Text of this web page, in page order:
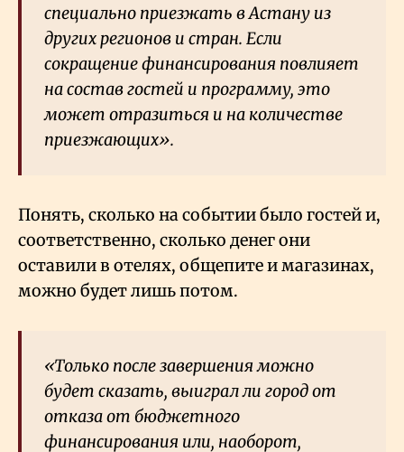
специально приезжать в Астану из
других регионов и стран. Если
сокращение финансирования повлияет
на состав гостей и программу, это
может отразиться и на количестве
приезжающих».
Понять, сколько на событии было гостей и,
соответственно, сколько денег они
оставили в отелях, общепите и магазинах,
можно будет лишь потом.
«Только после завершения можно
будет сказать, выиграл ли город от
отказа от бюджетного
финансирования или, наоборот,